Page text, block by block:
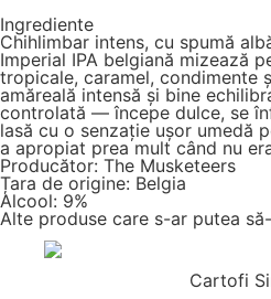
Ingrediente
Chihlimbar intens, cu spumă
Imperial IPA belgiană mizează
tropicale, caramel, condimente
amăreală intensă și bine
controlată — începe dulce, se
lasă cu o senzație ușor umedă
a apropiat prea mult când nu
Producător: The Musketeers
Țara de origine: Belgia
Alcool: 9%
Alte produse care s-ar putea
Cartofi